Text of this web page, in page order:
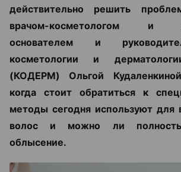
действительно решить
врачом-косметологом и
основателем и
косметологии и
(КОДЕРМ) Ольгой
когда стоит обратиться к
методы сегодня используют для
волос и можно ли
облысение.